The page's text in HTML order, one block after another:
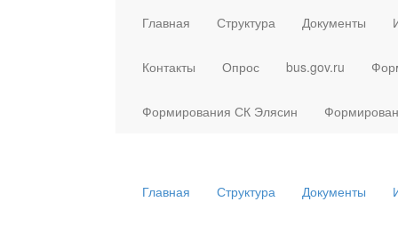
Главная Структура Документы
Контакты Опрос bus.gov.ru
Формирования СК Элясин
Главная Структура Документы